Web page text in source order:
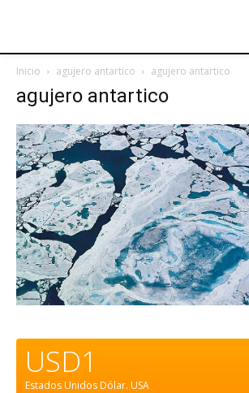
Inicio agujero antartico agujero antartico
agujero antartico
USD1
Estados Unidos Dólar. USA